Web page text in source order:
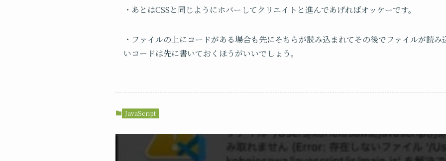
・あとはCSSと同じようにホバーしてクリエイトと進んであげればオッケーです。
・ファイルの上にコードがある場合も先にそちらが読み込まれてその後でファイルが読
いコードは先に書いておくほうがいいでしょう。
JavaScript